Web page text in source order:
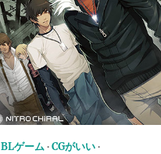
BLゲーム CGがいい